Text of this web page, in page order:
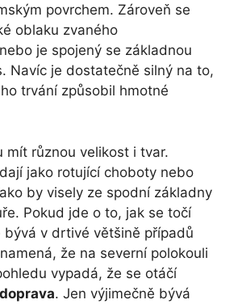
povrchem. Zároveň se
oblaku zvaného
je spojený se základnou
Navíc je dostatečně silný na to,
trvání způsobil hmotné
mít různou velikost i tvar.
jako rotující choboty nebo
by visely ze spodní základny
Pokud jde o to, jak se točí
v drtivé většině případů
že na severní polokouli
vypadá, že se otáčí
. Jen výjimečně bývá